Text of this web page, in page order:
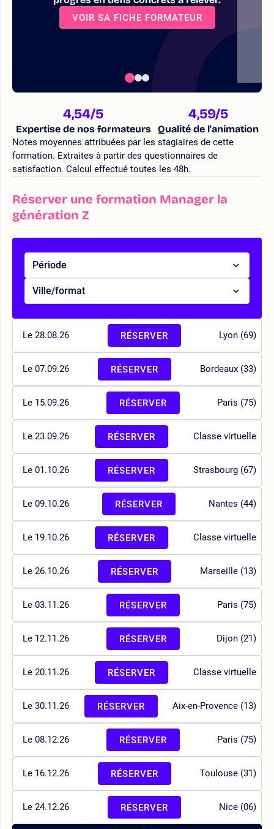
VOIR SA FICHE FORMATEUR
4,54/5
Expertise de nos formateurs
4,59/5
Qualité de l'animation
Notes moyennes attribuées par les stagiaires de cette
formation. Extraites à partir des questionnaires de
satisfaction. Calcul effectué toutes les 48h.
Réserver une formation Manager la
génération Z
Période
Ville/format
Le 28.08.26 Lyon (69)
RÉSERVER
Le 07.09.26 Bordeaux (33)
RÉSERVER
Le 15.09.26 Paris (75)
RÉSERVER
Le 23.09.26 Classe virtuelle
RÉSERVER
Le 01.10.26 Strasbourg (67)
RÉSERVER
Le 09.10.26 Nantes (44)
RÉSERVER
Le 19.10.26 Classe virtuelle
RÉSERVER
Le 26.10.26 Marseille (13)
RÉSERVER
Le 03.11.26 Paris (75)
RÉSERVER
Le 12.11.26 Dijon (21)
RÉSERVER
Le 20.11.26 Classe virtuelle
RÉSERVER
Le 30.11.26 Aix-en-Provence (13)
RÉSERVER
Le 08.12.26 Paris (75)
RÉSERVER
Le 16.12.26 Toulouse (31)
RÉSERVER
Le 24.12.26 Nice (06)
RÉSERVER